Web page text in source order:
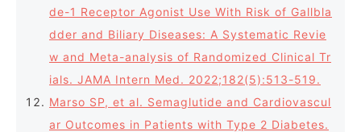
de-1 Receptor Agonist Use With Risk of Gallbla
dder and Biliary Diseases: A Systematic Revie
w and Meta-analysis of Randomized Clinical Tr
ials. JAMA Intern Med. 2022;182(5):513-519.
Marso SP, et al. Semaglutide and Cardiovascul
ar Outcomes in Patients with Type 2 Diabetes.